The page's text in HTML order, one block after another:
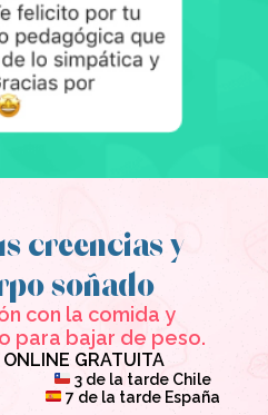
creencias y
soñado
con la comida y
para bajar de peso.
GRATUITA
3 de la tarde Chile
7 de la tarde España